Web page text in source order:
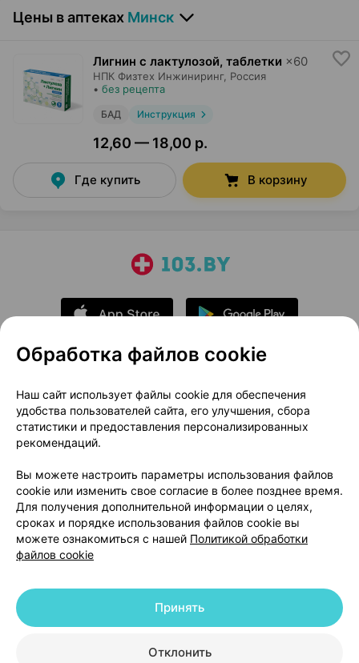
Цены в аптеках Минск
Лигнин с лактулозой, таблетки ×60
НПК Физтех Инжиниринг, Россия
• без рецепта
БАД Инструкция
12,60 — 18,00 р.
Где купить В корзину
О проекте
Новости проекта
Размещение рекламы
Медицинский маркетинг
Публичный договор
Доставка
Способы оплаты
Вакансии
Партнеры
Написать руководителю 103.by
Написать в поддержку
Персональные настройки Cookie
© 2026 ООО «Артокс Лаб», УНП 191700409 | 220012, Республика Беларусь,
+375 291212755
Обработка файлов cookie
Наш сайт использует файлы cookie для обеспечения
удобства пользователей сайта, его улучшения, сбора
статистики и предоставления персонализированных
рекомендаций.
Вы можете настроить параметры использования файлов
cookie или изменить свое согласие в более позднее время.
Для получения дополнительной информации о целях,
сроках и порядке использования файлов cookie вы
можете ознакомиться с нашей Политикой обработки
файлов cookie
Отклонить
Принять